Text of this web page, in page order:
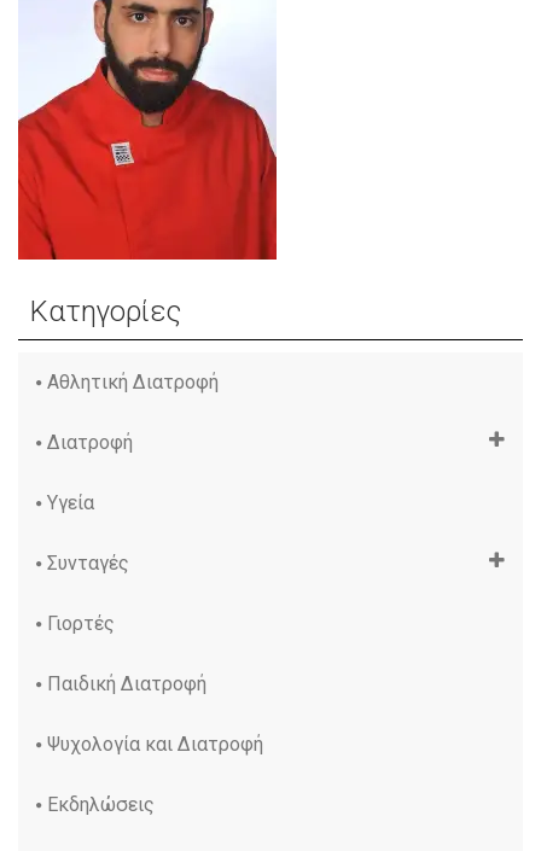
Κατηγορίες
Αθλητική Διατροφή
Διατροφή
Υγεία
Συνταγές
Γιορτές
Παιδική Διατροφή
Ψυχολογία και Διατροφή
Εκδηλώσεις